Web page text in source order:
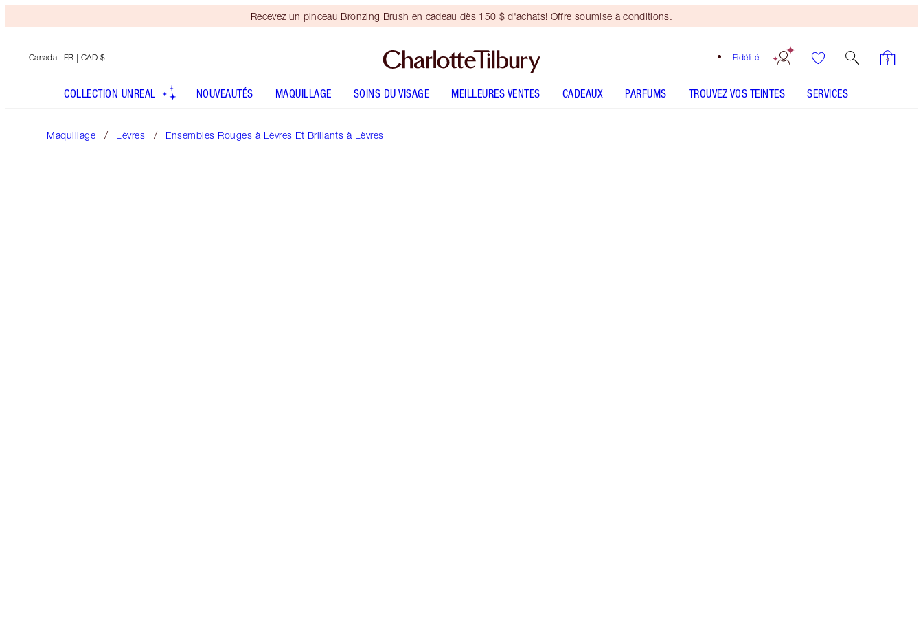
Recevez un pinceau Bronzing Brush en cadeau dès 150 $ d'achats! Offre soumise à conditions.
Fidélité
Canada | FR | CAD $
COLLECTION UNREAL NOUVEAUTÉS MAQUILLAGE SOINS DU VISAGE MEILLEURES VENTES CADEAUX PARFUMS TROUVEZ VOS TEINTES SERVICES
Maquillage Lèvres Ensembles Rouges à Lèvres Et Brillants à Lèvres